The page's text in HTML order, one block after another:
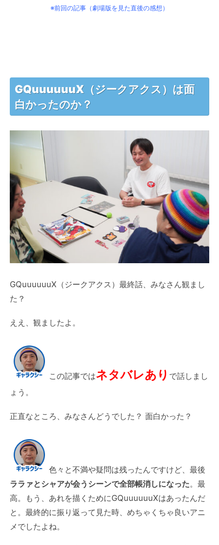
※前回の記事（劇場版を見た直後の感想）
GQuuuuuuX（ジークアクス）は面
白かったのか？
GQuuuuuuX（ジークアクス）最終話、みなさん観まし
た？
ええ、観ましたよ。
この記事ではネタバレあり で話しまし
ょう。
正直なところ、みなさんどうでした？ 面白かった？
色々と不満や疑問は残ったんですけど、最後
ララァとシャアが会うシーンで全部帳消しになった。最
高。もう、あれを描くためにGQuuuuuuXはあったんだ
と。最終的に振り返って見た時、めちゃくちゃ良いアニ
メでしたよね。